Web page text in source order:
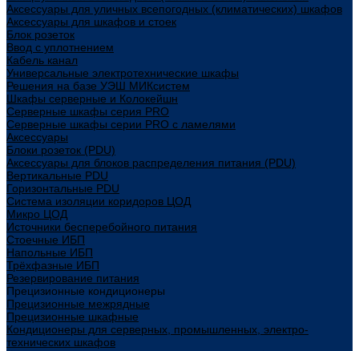
Аксессуары для уличных всепогодных (климатических) шкафов
Аксессуары для шкафов и стоек
Блок розеток
Ввод с уплотнением
Кабель канал
Универсальные электротехнические шкафы
Решения на базе УЭШ МИКсистем
Шкафы серверные и Колокейшн
Серверные шкафы серия PRO
Серверные шкафы серии PRO с ламелями
Аксессуары
Блоки розеток (PDU)
Аксессуары для блоков распределения питания (PDU)
Вертикальные PDU
Горизонтальные PDU
Система изоляции коридоров ЦОД
Микро ЦОД
Источники бесперебойного питания
Стоечные ИБП
Напольные ИБП
Трёхфазные ИБП
Резервирование питания
Прецизионные кондиционеры
Прецизионные межрядные
Прецизионные шкафные
Кондиционеры для серверных, промышленных, электро-
технических шкафов